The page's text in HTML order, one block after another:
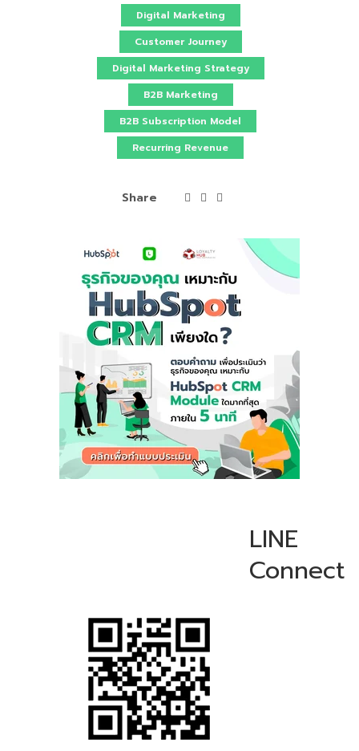
Digital Marketing
Customer Journey
Digital Marketing Strategy
B2B Marketing
B2B Subscription Model
Recurring Revenue
Share
LINE
Connect